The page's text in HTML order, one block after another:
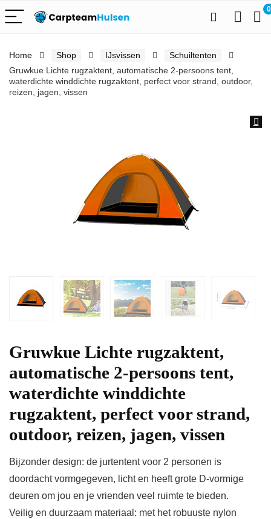
0
Home Shop IJsvissen
Schuiltenten
Gruwkue Lichte rugzaktent, automatische 2-persoons tent,
waterdichte winddichte rugzaktent, perfect voor strand, outdoor,
reizen, jagen, vissen
Gruwkue Lichte rugzaktent,
automatische 2-persoons tent,
waterdichte winddichte
rugzaktent, perfect voor strand,
outdoor, reizen, jagen, vissen
Bijzonder design: de jurtentent voor 2 personen is
doordacht vormgegeven, licht en heeft grote D-vormige
deuren om jou en je vrienden veel ruimte te bieden.
Veilig en duurzaam materiaal: met het robuuste nylon